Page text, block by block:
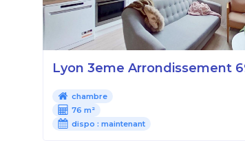
Lyon 3eme Arrondissement
chambre
76 m²
dispo :maintenant